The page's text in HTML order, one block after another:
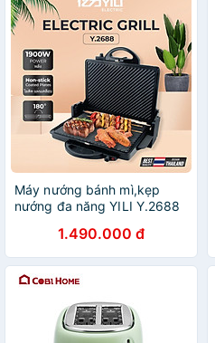
Máy nướng bánh mì,kẹp
nướng đa năng YILI Y.2688
1.490.000 đ